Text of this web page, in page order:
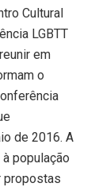
Cultural
LGBTT
em
o
de 2016. A
população
propostas